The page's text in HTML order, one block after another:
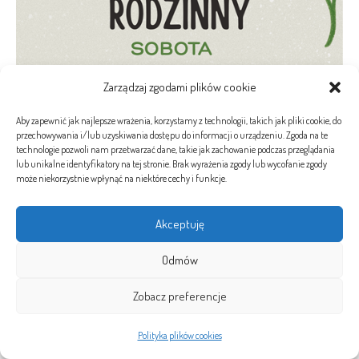
Zarządzaj zgodami plików cookie
Aby zapewnić jak najlepsze wrażenia, korzystamy z technologii, takich jak pliki cookie, do
przechowywania i/lub uzyskiwania dostępu do informacji o urządzeniu. Zgoda na te
technologie pozwoli nam przetwarzać dane, takie jak zachowanie podczas przeglądania
lub unikalne identyfikatory na tej stronie. Brak wyrażenia zgody lub wycofanie zgody
może niekorzystnie wpłynąć na niektóre cechy i funkcje.
Akceptuję
Odmów
Zobacz preferencje
Polityka plików cookies